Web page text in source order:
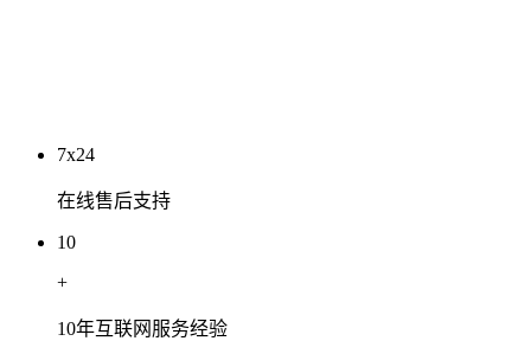
7x24
在线售后支持
10
+
10年互联网服务经验